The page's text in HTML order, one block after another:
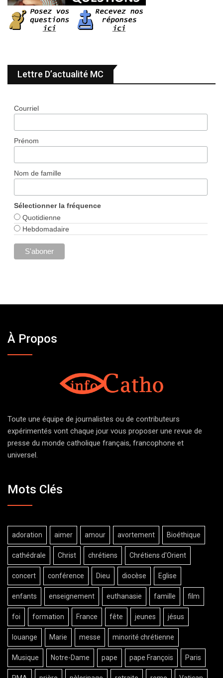
Lettre D’actualité MC
Courriel
Prénom
Nom de famille
Sélectionner la fréquence
Quotidienne
Hebdomadaire
À Propos
Toute une équipe de journalistes ou de contributeurs
expérimentés vont chaque jour vous proposer une revue de
presse du monde catholique français, francophone et
universel.
Mots Clés
adoration aimer amour avortement Bioéthique
cathédrale Christ chrétiens Chrétiens d'Orient
concert conférence Dieu diocèse Eglise
enfants enseignement euthanasie famille film
foi formation France fête jeunes jésus
louange Marie messe minorité chrétienne
Musique Notre-Dame pape pape François Paris